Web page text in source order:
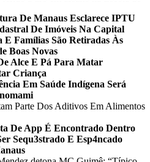
De Manaus Esclarece IPTU
De Imóveis Na Capital
E Famílias São Retiradas Às
Boas Novas
Alce E Pá Para Matar
Criança
Em Saúde Indígena Será
Parte Dos Aditivos Em Alimentos
De App É Encontrado Dentro
Sequ3strado E Esp4ncado